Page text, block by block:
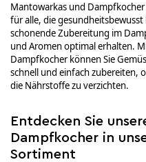
Mantowarkas und
für alle, die
schonende Zubereitung im
und Aromen optimal erhalten.
Dampfkocher können Sie
schnell und einfach zubereiten,
die Nährstoffe zu verzichten.
Entdecken Sie
Dampfkocher in
Sortiment